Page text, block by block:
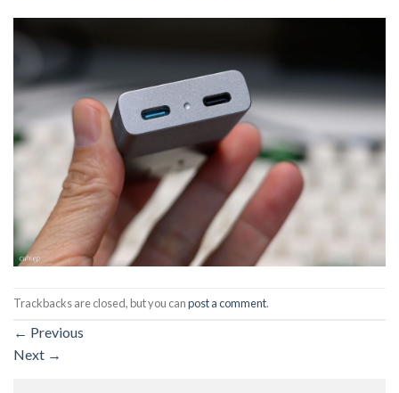
Trackbacks are closed, but you canpost a comment.
← Previous
Next →